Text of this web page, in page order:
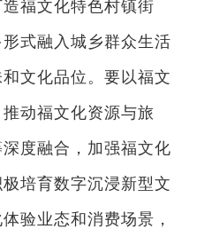
福文化特色村镇街
式融入城乡群众生活
文化品位。要以福文
动福文化资源与旅
度融合，加强福文化
培育数字沉浸新型文
验业态和消费场景，